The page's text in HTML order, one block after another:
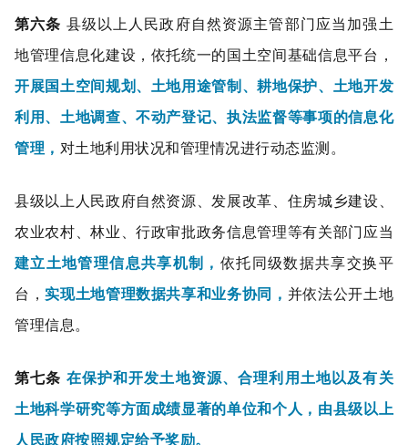
第六条 县级以上人民政府自然资源主管部门应当加强土
地管理信息化建设，依托统一的国土空间基础信息平台，
开展国土空间规划、土地用途管制、耕地保护、土地开发
利用、土地调查、不动产登记、执法监督等事项的信息化
管理， 对土地利用状况和管理情况进行动态监测。
县级以上人民政府自然资源、发展改革、住房城乡建设、
农业农村、林业、行政审批政务信息管理等有关部门应当
建立土地管理信息共享机制， 依托同级数据共享交换平
台，实现土地管理数据共享和业务协同， 并依法公开土地
管理信息。
第七条 在保护和开发土地资源、合理利用土地以及有关
土地科学研究等方面成绩显著的单位和个人，由县级以上
人民政府按照规定给予奖励。